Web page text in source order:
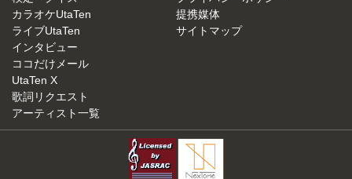
カラオケUtaTen
ライブUtaTen
インタビュー
ココだけメール
UtaTen X
歌詞リクエスト
アーティスト一覧
提携媒体
サイトマップ